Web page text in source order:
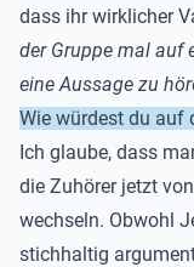
dass ihr wirklicher
der Gruppe mal auf
eine Aussage zu
Wie würdest du auf
Ich glaube, dass
die Zuhörer jetzt
wechseln. Obwohl
stichhaltig